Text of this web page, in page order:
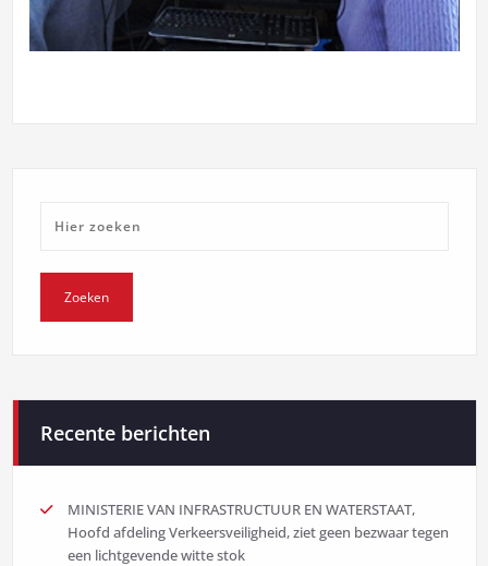
Recente berichten
MINISTERIE VAN INFRASTRUCTUUR EN WATERSTAAT,
Hoofd afdeling Verkeersveiligheid, ziet geen bezwaar tegen
een lichtgevende witte stok